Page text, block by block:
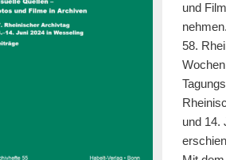
und
58.
und 14.